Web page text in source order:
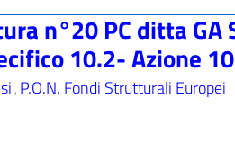
n°20 PC ditta GA
10.2- Azione
, P.O.N. Fondi Strutturali Europei